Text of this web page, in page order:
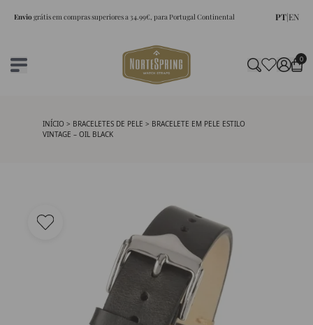
Enviográtis em compras superiores a 34.99€, para Portugal Continental PT|EN
0
INÍCIO > BRACELETES DE PELE > BRACELETE EM PELE ESTILO
VINTAGE – OIL BLACK